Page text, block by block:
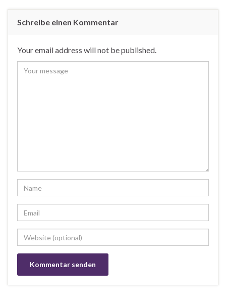
Schreibe einen Kommentar
Your email address will not be published.